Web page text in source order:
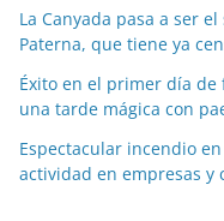
e
s
e
s
La Canyada pasa a ser
Paterna, que tiene ya
Éxito en el primer día de
una tarde mágica con
Espectacular incendio
actividad en empresas y